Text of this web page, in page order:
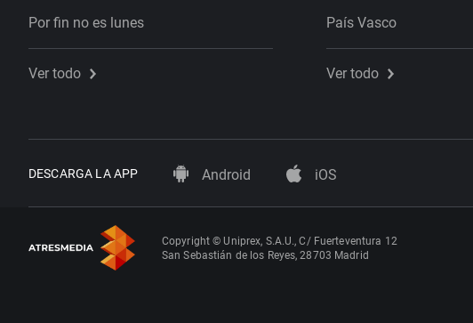
Por fin no es lunes
Ver todo
País Vasco
Ver todo
DESCARGA LA APP Android iOS
Copyright © Uniprex, S.A.U., C/ Fuerteventura 12
San Sebastián de los Reyes, 28703 Madrid